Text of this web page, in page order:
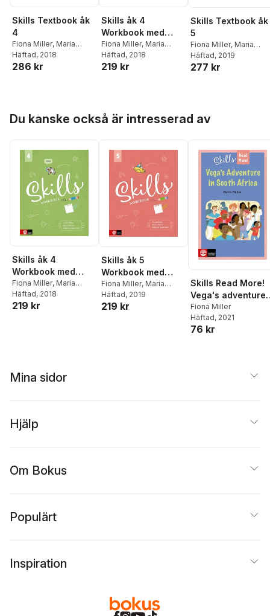
Skills Textbook åk
4
Fiona Miller, Maria
Olsson,Rebecka Ungh
Wolf
Häftad, 2018
286 kr
Skills åk 4
Workbook med
elevwebb
Fiona Miller, Maria
Olsson,Rebecka Ungh
Wolf
Häftad, 2018
219 kr
Skills Textbook åk
5
Fiona Miller, Maria
Olsson,Rebecka
Wolf
Häftad, 2019
277 kr
Du kanske också är intresserad av
Skills åk 4
Workbook med
elevwebb
Fiona Miller, Maria
Olsson,Rebecka Ungh
Wolf
Häftad, 2018
219 kr
Skills åk 5
Workbook med
elevwebb
Fiona Miller, Maria
Olsson,Rebecka Ungh
Wolf
Häftad, 2019
219 kr
Skills Read More!
Vega's adventure
in South Africa
Fiona Miller
Häftad, 2021
76 kr
Mina sidor
Hjälp
Om Bokus
Populärt
Inspiration